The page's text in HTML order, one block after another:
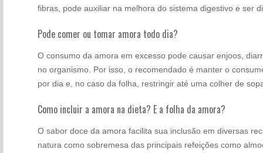
fibras, pode auxiliar na melhora do sistema digestivo e ser
Pode comer ou tomar amora todo dia?
O consumo da amora em excesso pode causar enjoos,
no organismo. Por isso, o recomendado é manter o
por dia e, no caso da folha, restringir até uma colher de
Como incluir a amora na dieta? E a folha da amora?
O sabor doce da amora facilita sua inclusão em diversas
natura como sobremesa das principais refeições como